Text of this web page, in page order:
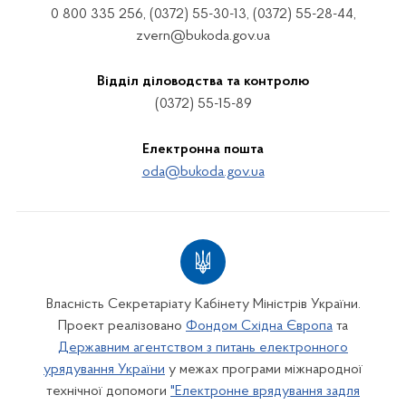
0 800 335 256, (0372) 55-30-13, (0372) 55-28-44,
zvern@bukoda.gov.ua
Відділ діловодства та контролю
(0372) 55-15-89
Електронна пошта
oda@bukoda.gov.ua
Власність Секретаріату Кабінету Міністрів України.
Проект реалізовано Фондом Східна Європа та
Державним агентством з питань електронного
урядування України у межах програми міжнародної
технічної допомоги "Електронне врядування задля